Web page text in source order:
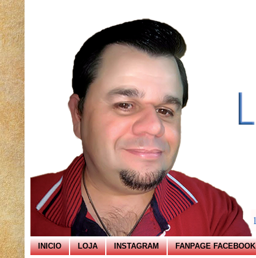
INICIO LOJA INSTAGRAM FANPAGE FACEBOOK